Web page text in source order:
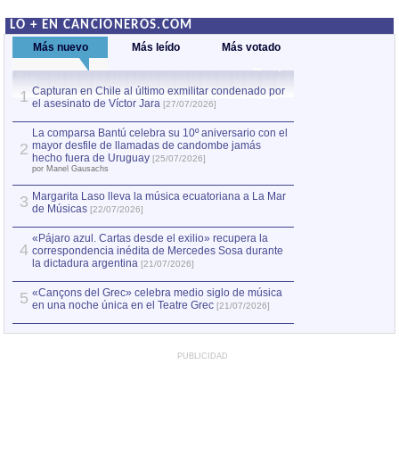
LO + EN CANCIONEROS.COM
Más nuevo Más leído Más votado
1 Capturan en Chile al último exmilitar condenado por
el asesinato de Víctor Jara [27/07/2026]
2
La comparsa Bantú celebra su 10º aniversario con el
mayor desfile de llamadas de candombe jamás
hecho fuera de Uruguay [25/07/2026]
por Manel Gausachs
3 Margarita Laso lleva la música ecuatoriana a La Mar
de Músicas [22/07/2026]
4
«Pájaro azul. Cartas desde el exilio» recupera la
correspondencia inédita de Mercedes Sosa durante
la dictadura argentina [21/07/2026]
5 «Cançons del Grec» celebra medio siglo de música
en una noche única en el Teatre Grec [21/07/2026]
PUBLICIDAD